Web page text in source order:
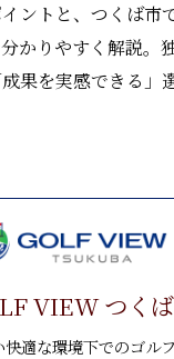
ントと、つくば市
かりやすく解説。
果を実感できる」
VIEW つくば
適な環境下でのゴル